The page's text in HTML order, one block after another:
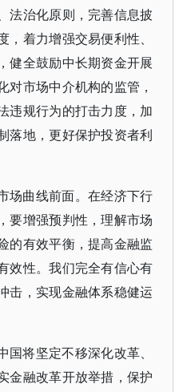
法治化原则，完善信息披
着力增强交易便利性、
健全鼓励中长期资金开展
对市场中介机构的监管，
违规行为的打击力度，加
落地，更好保护投资者利
场曲线前面。在经济下行
要增强预判性，理解市场
的有效平衡，提高金融监
效性。我们完全有信心有
击，实现金融体系稳健运
将坚定不移深化改革、
金融改革开放举措，保护